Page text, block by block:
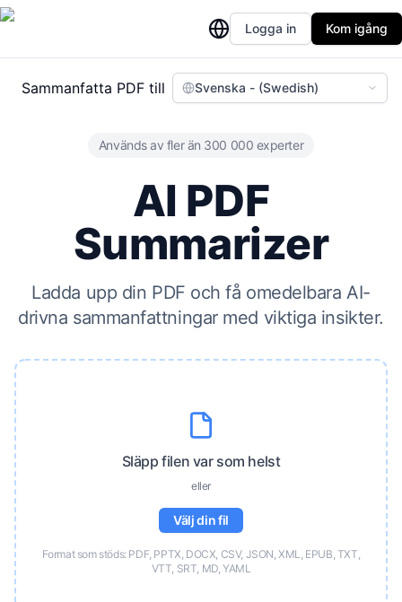
Logga in Kom igång
Sammanfatta PDF till Svenska - (Swedish)
Används av fler än 300 000 experter
AI PDF
Summarizer
Ladda upp din PDF och få omedelbara AI-
drivna sammanfattningar med viktiga insikter.
Släpp filen var som helst
eller
Välj din fil
Format som stöds: PDF, PPTX, DOCX, CSV, JSON, XML, EPUB, TXT,
VTT, SRT, MD, YAML